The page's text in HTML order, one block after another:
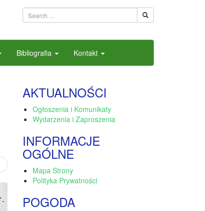
Bibliografia Kontakt
AKTUALNOŚCI
Ogłoszenia i Komunikaty
Wydarzenia i Zaproszenia
INFORMACJE
OGÓLNE
Mapa Strony
Polityka Prywatności
POGODA